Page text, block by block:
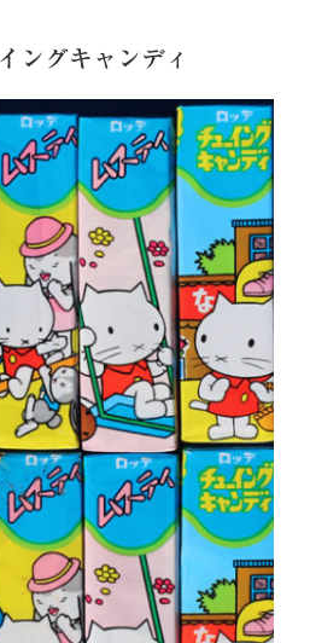
ングキャンディ